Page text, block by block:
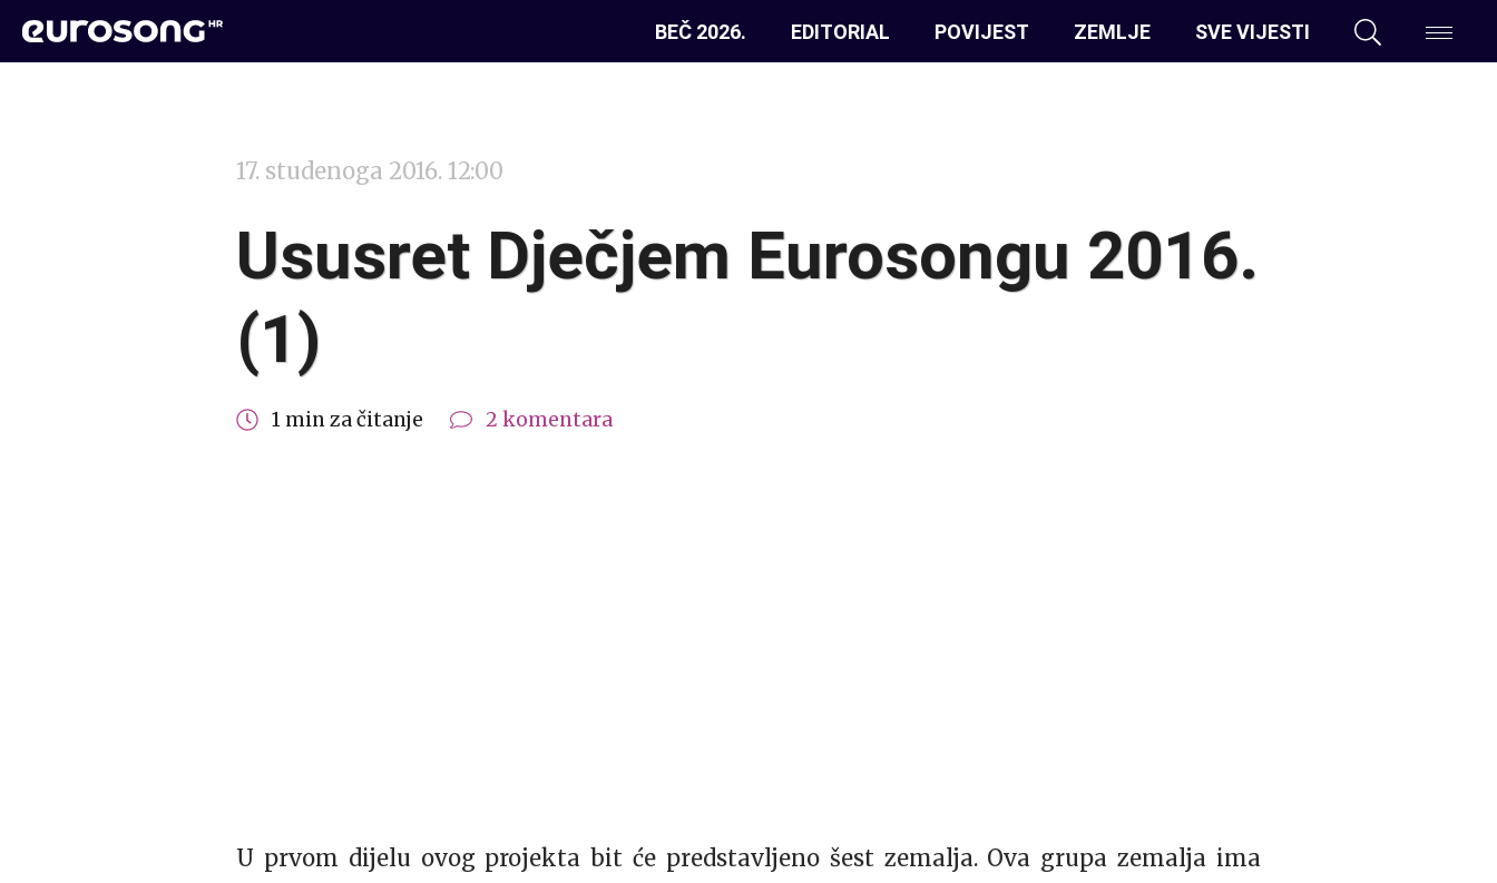
BEČ 2026. EDITORIAL POVIJEST ZEMLJE SVE VIJESTI
17. studenoga 2016. 12:00
Ususret Dječjem Eurosongu 2016.
(1)
1 min za čitanje 2 komentara
U prvom dijelu ovog projekta bit će predstavljeno šest zemalja. Ova grupa zemalja ima